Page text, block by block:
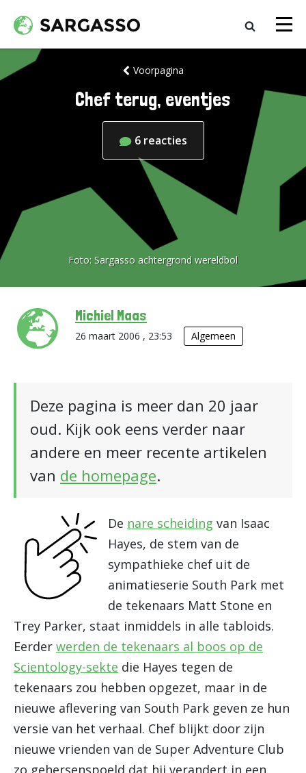
Voorpagina
Chef terug, eventjes
6 reacties
Foto: Sargasso achtergrond wereldbol
Michiel Maas
26 maart 2006 , 23:53 Algemeen
Deze pagina is meer dan 20 jaar
oud. Kijk ook eens verder naar
andere en meer recente artikelen
van de homepage.
De nare scheiding van Isaac
Hayes, de stem van de
sympathieke chef uit de
animatieserie South Park met
de tekenaars Matt Stone en
Trey Parker, staat inmiddels in alle tabloids.
Eerder werden de tekenaars al boos op de
Scientology-sekte die Hayes tegen de
tekenaars zou hebben opgezet, maar in de
nieuwe aflevering van South Park geven ze hun
versie van het verhaal. Chef blijkt door zijn
nieuwe vrienden van de Super Adventure Club
zo gehersenspoeld dat hij verandert in een